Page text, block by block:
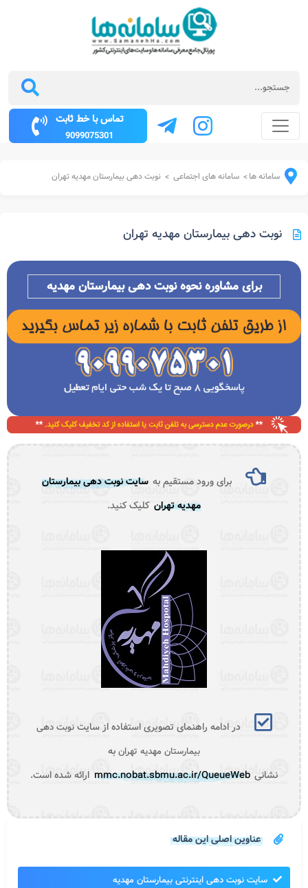
تماس با خط ثابت
9099075301
سامانه ها> سامانه های اجتماعی > نوبت دهی بیمارستان مهدیه تهران
نوبت دهی بیمارستان مهدیه تهران
برای مشاوره نحوه نوبت دهی بیمارستان مهدیه
برای ورود مستقیم به سایت نوبت دهی بیمارستان
مهدیه تهران کلیک کنید.
در ادامه راهنمای تصویری استفاده از سایتنوبت دهی
بیمارستان مهدیه تهرانبه
نشانی mmc.nobat.sbmu.ac.ir/QueueWeb ارائه شده است.
عناوین اصلی این مقاله
سایت نوبت دهی اینترنتی بیمارستان مهدیه